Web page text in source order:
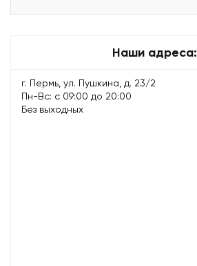
Наши адреса:
г. Пермь, ул. Пушкина, д. 23/2
Пн-Вс: с 09:00 до 20:00
Без выходных